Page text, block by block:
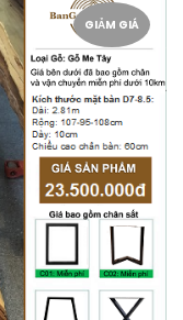
GIẢM GIÁ